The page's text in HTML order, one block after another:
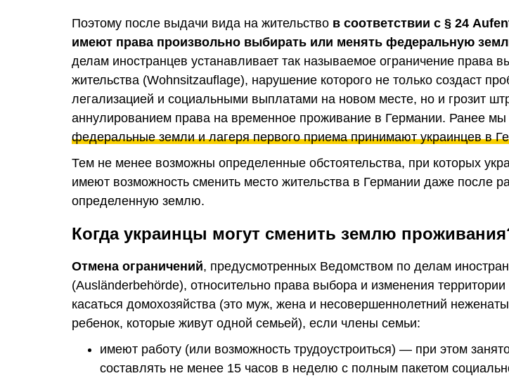
Поэтому после выдачи вида на жительство в соответствии с § 24
имеют права произвольно выбирать или менять федеральную
делам иностранцев устанавливает так называемое ограничение права
жительства (Wohnsitzauflage), нарушение которого не только создаст
легализацией и социальными выплатами на новом месте, но и грозит
аннулированием права на временное проживание в Германии. Ранее мы
федеральные земли и лагеря первого приема принимают украинцев в
Тем не менее возможны определенные обстоятельства, при которых
имеют возможность сменить место жительства в Германии даже после
определенную землю.
Когда украинцы могут сменить землю
Отмена ограничений, предусмотренных Ведомством по делам
(Ausländerbehörde), относительно права выбора и изменения
касаться домохозяйства (это муж, жена и несовершеннолетний
ребенок, которые живут одной семьей), если члены семьи:
имеют работу (или возможность трудоустроиться) — при этом
составлять не менее 15 часов в неделю с полным пакетом